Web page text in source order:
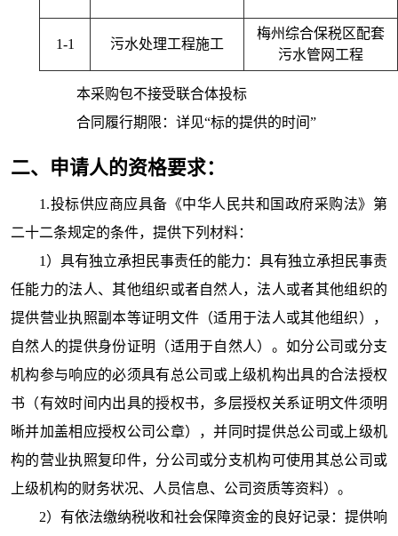
1-1 污水处理工程施工
梅州综合保税区配套
污水管网工程
本采购包不接受联合体投标
合同履行期限： 详见“标的提供的时间”
二、申请人的资格要求：
1.投标供应商应具备《中华人民共和国政府采购法》第
二十二条规定的条件，提供下列材料：
1）具有独立承担民事责任的能力：具有独立承担民事责
任能力的法人、其他组织或者自然人，法人或者其他组织的
提供营业执照副本等证明文件（适用于法人或其他组织），
自然人的提供身份证明（适用于自然人）。如分公司或分支
机构参与响应的必须具有总公司或上级机构出具的合法授权
书（有效时间内出具的授权书，多层授权关系证明文件须明
晰并加盖相应授权公司公章），并同时提供总公司或上级机
构的营业执照复印件，分公司或分支机构可使用其总公司或
上级机构的财务状况、人员信息、公司资质等资料）。
2）有依法缴纳税收和社会保障资金的良好记录：提供响